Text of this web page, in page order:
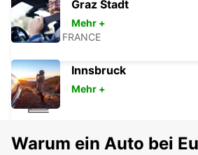
EVRY
EVRY - FRANCE
PARIS - FRANCE
Graz Stadt
Mehr +
Innsbruck
Mehr +
Warum ein Auto bei